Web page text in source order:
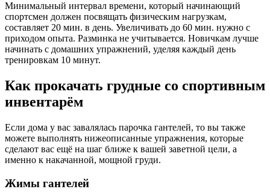
Минимальный интервал времени, который начинающий
спортсмен должен посвящать физическим нагрузкам,
составляет 20 мин. в день. Увеличивать до 60 мин. нужно с
приходом опыта. Разминка не учитывается. Новичкам лучше
начинать с домашних упражнений, уделяя каждый день
тренировкам 10 минут.
Как прокачать грудные со спортивным
инвентарём
Если дома у вас завалялась парочка гантелей, то вы также
можете выполнять нижеописанные упражнения, которые
сделают вас ещё на шаг ближе к вашей заветной цели, а
именно к накачанной, мощной груди.
Жимы гантелей